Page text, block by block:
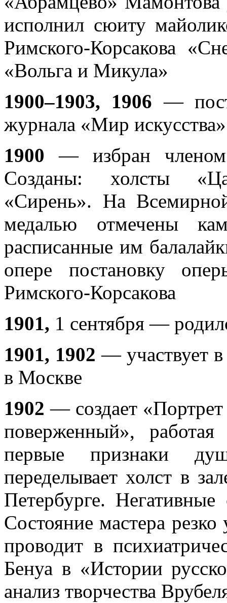
исполнил сюиту
Римского-Корсакова
«Вольга и Микула»
1900–1903, 1906 —
журнала «Мир искусства»
1900 — избран членом
Созданы: холсты
«Сирень». На
медалью отмечены
расписанные им
опере постановку
Римского-Корсакова
1901, 1 сентября —
1901, 1902 — участвует
в Москве
1902 — создает
поверженный»,
первые признаки
переделывает холст в
Петербурге.
Состояние мастера
проводит в
Бенуа в «Истории
анализ творчества